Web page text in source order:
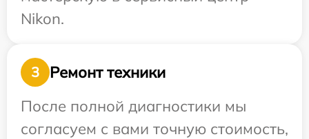
Nikon.
3
Ремонт техники
После полной диагностики мы
согласуем с вами точную стоимость,